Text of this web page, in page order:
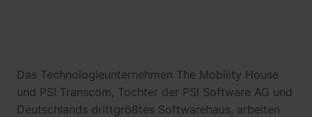
Das Technologieunternehmen The Mobility House
und PSI Transcom, Tochter der PSI Software AG und
Deutschlands drittgrößtes Softwarehaus, arbeiten